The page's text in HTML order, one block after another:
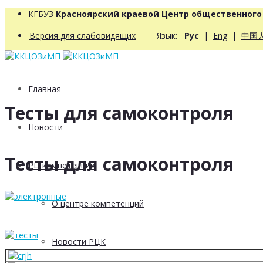
КГБУЗ Красноярский краевой Центр
Версия для слабовидящих Язык: Рус | Eng | 中国
Главная
Новости
РЦ компетенций
О центре компетенций
Новости РЦК
Тесты для самоконтроля
Тесты для самоконтроля